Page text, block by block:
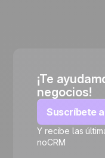
¡Te
negocios!
Suscríbete
Y recibe las
noCRM